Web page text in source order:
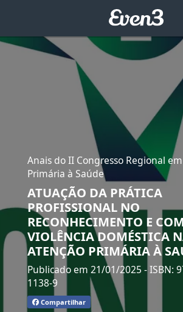
Anais do II Congresso Regional
Primária à Saúde
ATUAÇÃO DA PRÁTICA
PROFISSIONAL NO
RECONHECIMENTO E
VIOLÊNCIA DOMÉSTICA
ATENÇÃO PRIMÁRIA À
Publicado em 21/01/2025 - ISBN:
1138-9
Compartilhar